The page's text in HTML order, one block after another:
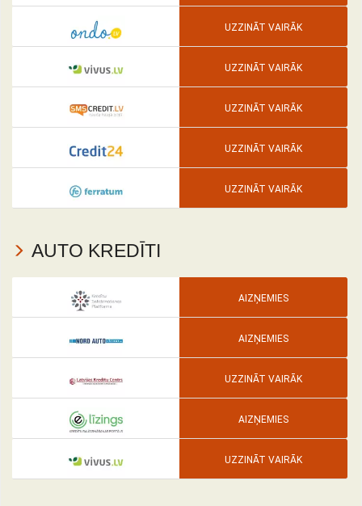
UZZINĀT VAIRĀK
UZZINĀT VAIRĀK
UZZINĀT VAIRĀK
UZZINĀT VAIRĀK
UZZINĀT VAIRĀK
AUTO KREDĪTI
AIZŅEMIES
AIZŅEMIES
UZZINĀT VAIRĀK
AIZŅEMIES
UZZINĀT VAIRĀK